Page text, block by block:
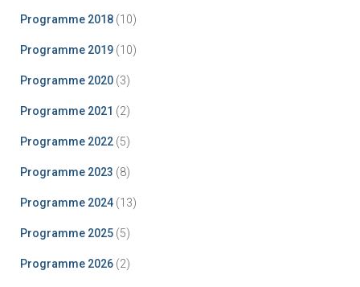
Programme 2018 (10)
Programme 2019 (10)
Programme 2020 (3)
Programme 2021 (2)
Programme 2022 (5)
Programme 2023 (8)
Programme 2024 (13)
Programme 2025 (5)
Programme 2026 (2)